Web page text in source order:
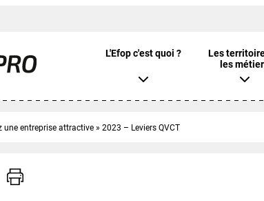
L'Efop c'est quoi ?
Les
les
une entreprise attractive » 2023 – Leviers QVCT